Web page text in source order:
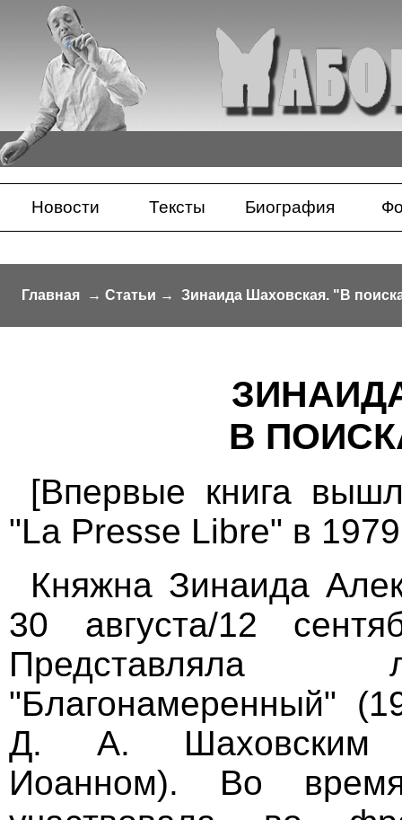
Новости Тексты Биография
Главная → Статьи → Зинаида Шаховская. "В
В
[Впервые книга
"La Presse Libre" в 1979
Княжна Зинаида
30 августа/12
Представляла
"Благонамеренный"
Д. А. Шаховским
Иоанном). Во